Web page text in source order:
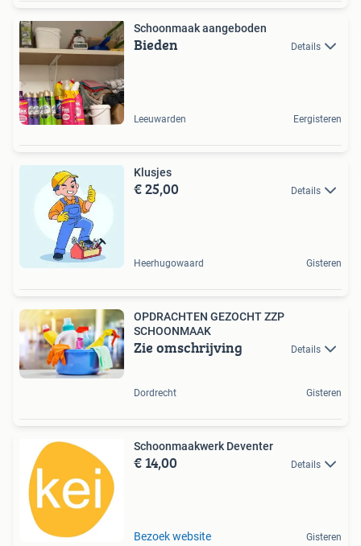
Schoonmaak aangeboden
Bieden Details
Leeuwarden Eergisteren
Klusjes
€ 25,00 Details
Heerhugowaard Gisteren
OPDRACHTEN GEZOCHT ZZP
SCHOONMAAK
Zie omschrijving Details
Dordrecht Gisteren
Schoonmaakwerk Deventer
€ 14,00 Details
Bezoek website Gisteren